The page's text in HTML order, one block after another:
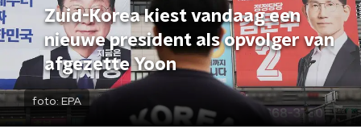
Zuid-Korea kiest vandaag een
nieuwe president als opvolger van
afgezette Yoon
foto: EPA